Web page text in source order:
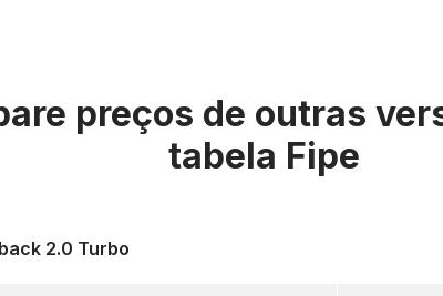
preços de outras
tabela Fipe
2.0 Turbo